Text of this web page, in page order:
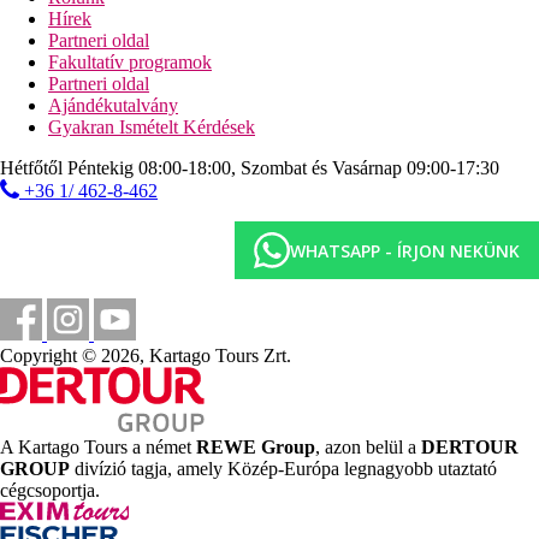
fitnesz, tenisz (esetleg díj ellenében, kb. 5 km-re), darts
(ingyenes) és jóga. A golfpálya 15 km-re található a szállodától.
Kerékpárkölcsönzés. Wellness szolgáltatások: ingyenes wellness
részleg. Szauna, pezsgőfürdő, hammam és masszázs díj
ellenében. Szórakozás felnőtteknek: animációs program esti
műsorral és élőzenével. A gyerekeket játszótér várja a kültéri
területeken. Gyermekfelügyelet: animációs program
gyermekeknek, miniklub 12-17 éves gyermekeknek, óvoda és
gyermekfelügyelet (díj ellenében). Játékterem.
Egyes létesítmények és tevékenységek felár ellenében vehetők
igénybe. Egyes szolgáltatások az évszaktól és a helyi időjárási
viszonyoktól függenek. Ez a szálloda nem szolgál fel alkoholt.
Nyelvek: angol, német, francia, olasz, spanyol, arab és portugál.
Hitelkártyák: American Express, Euro/MasterCard és Visa.
Kétágyas Gold Deluxe szoba (tengerre néző kilátással, erkéllyel
vagy terasszal):
A szobák központi fűtéssel, minibárral (felár ellenében) és
kapszulás kávéfőzővel (felár ellenében) felszereltek. A
törölközőket naponta cserélik.
Kétágyas Silver Deluxe szoba (erkéllyel vagy terasszal):
A szobák központi fűtéssel, minibárral (felár ellenében) és
Hírek
Partneri oldal
Fakultatív programok
Partneri oldal
Ajándékutalvány
Gyakran Ismételt Kérdések
Hétfőtől Péntekig 08:00-18:00, Szombat és Vasárnap 09:00-17:30
+36 1/ 462-8-462
WHATSAPP - ÍRJON NEKÜNK
Copyright © 2026, Kartago Tours Zrt.
A Kartago Tours a német REWE Group, azon belül a DERTOUR
GROUP divízió tagja, amely Közép-Európa legnagyobb utaztató
cégcsoportja.